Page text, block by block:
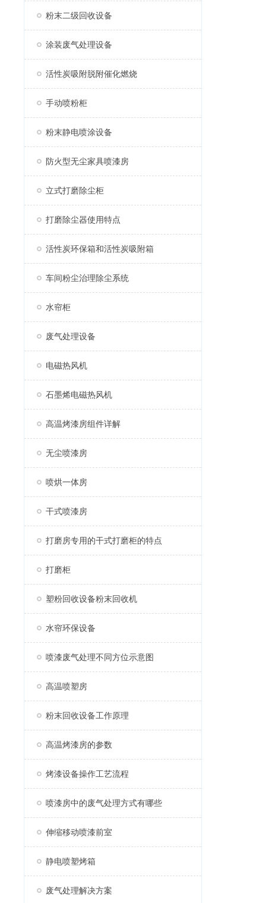
粉末二级回收设备
涂装废气处理设备
活性炭吸附脱附催化燃烧
手动喷粉柜
粉末静电喷涂设备
防火型无尘家具喷漆房
立式打磨除尘柜
打磨除尘器使用特点
活性炭环保箱和活性炭吸附箱
车间粉尘治理除尘系统
水帘柜
废气处理设备
电磁热风机
石墨烯电磁热风机
高温烤漆房组件详解
无尘喷漆房
喷烘一体房
干式喷漆房
打磨房专用的干式打磨柜的特点
打磨柜
塑粉回收设备粉末回收机
水帘环保设备
喷漆废气处理不同方位示意图
高温喷塑房
粉末回收设备工作原理
高温烤漆房的参数
烤漆设备操作工艺流程
喷漆房中的废气处理方式有哪些
伸缩移动喷漆前室
静电喷塑烤箱
废气处理解决方案